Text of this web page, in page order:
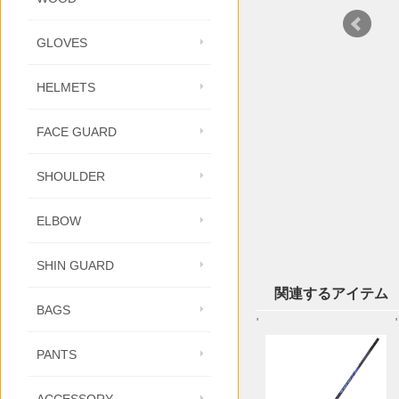
GLOVES
HELMETS
FACE GUARD
SHOULDER
ELBOW
SHIN GUARD
BAGS
PANTS
関連するアイテム
' '